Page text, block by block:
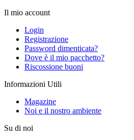
Il mio account
Login
Registrazione
Password dimenticata?
Dove è il mio pacchetto?
Riscossione buoni
Informazioni Utili
Magazine
Noi e il nostro ambiente
Su di noi